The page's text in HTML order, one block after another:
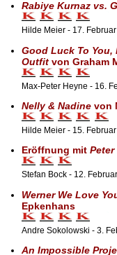
Rabiye Kurnaz vs.
Hilde Meier - 17.
Good Luck To You,
Outfitvon Graham
Max-Peter Heyne - 16.
Nelly & Nadinevon
Hilde Meier - 15.
Eröffnung mit
Stefan Bock - 12.
Werner We Love
Epkenhans
Andre Sokolowski - 3.
An Impossible